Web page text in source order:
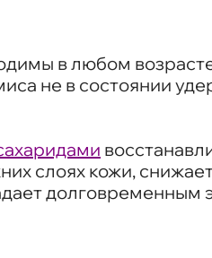
в любом
не в состоянии
слоях кожи,